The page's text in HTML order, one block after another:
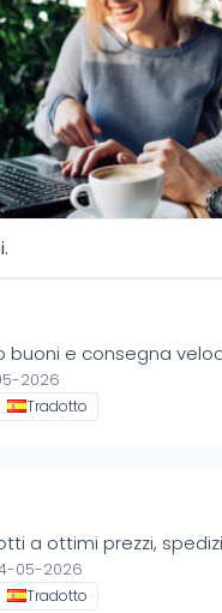
buoni e consegna
2026
Tradotto
a ottimi prezzi,
05-2026
Tradotto